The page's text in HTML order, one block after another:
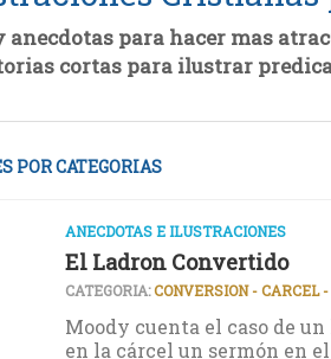
para hacer mas
cortas para ilustrar
POR CATEGORIAS
ANECDOTAS E ILUSTRACIONES
El Ladron Convertido
CATEGORIA:CONVERSION - CARCEL
Moody cuenta el caso de
en la cárcel un sermón en